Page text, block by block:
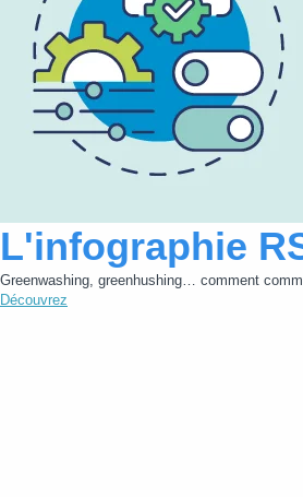
L'infographie
Greenwashing, greenhushing… comment
Découvrez